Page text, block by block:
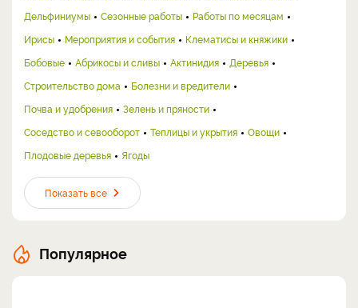
Дельфиниумы
Сезонные работы
Работы по месяцам
Ирисы
Мероприятия и события
Клематисы и княжики
Бобовые
Абрикосы и сливы Актинидия
Деревья
Строительство дома
Болезни и вредители
Почва и удобрения
Зелень и пряности
Соседство и севооборот
Теплицы и укрытия
Овощи
Плодовые деревья
Ягоды
Показать все
Популярное